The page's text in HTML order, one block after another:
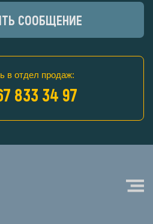
СООБЩЕНИЕ
в отдел продаж:
833 34 97